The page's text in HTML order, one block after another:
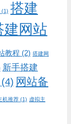
(1) 搭建
建网站
教程 (2) 搭建网
新手搭建
(4) 网站备
机推荐 (1) 虚拟主